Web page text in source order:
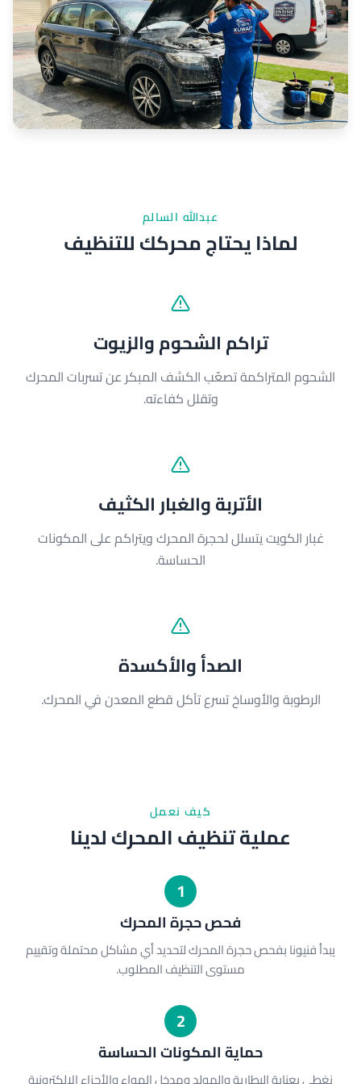
عبدالله السالم
لماذا يحتاج محركك للتنظيف
تراكم الشحوم والزيوت
الشحوم المتراكمة تصعّب الكشف المبكر عن تسربات المحرك
وتقلل كفاءته.
الأتربة والغبار الكثيف
غبار الكويت يتسلل لحجرة المحرك ويتراكم على المكونات
الحساسة.
الصدأ والأكسدة
الرطوبة والأوساخ تسرع تآكل قطع المعدن في المحرك.
كيف نعمل
عملية تنظيف المحرك لدينا
1
فحص حجرة المحرك
يبدأ فنيونا بفحص حجرة المحرك لتحديد أي مشاكل محتملة وتقييم
مستوى التنظيف المطلوب.
2
حماية المكونات الحساسة